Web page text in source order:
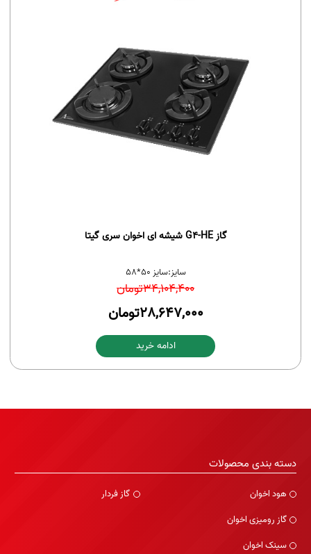
گاز G4-HE شیشه ای اخوان سری گیتا
سایز:سایز 50*58
34,104,400تومان
28,647,000تومان
ادامه خرید
دسته بندی محصولات
هود اخوان
گاز رومیزی اخوان
سینک اخوان
گاز فردار